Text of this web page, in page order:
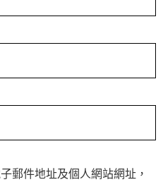
郵件地址及個人網站網址，